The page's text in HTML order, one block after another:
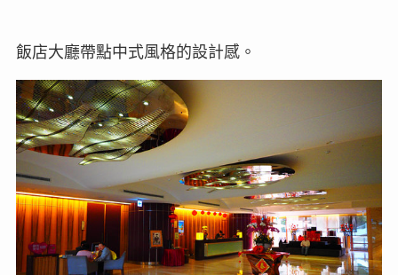
飯店大廳帶點中式風格的設計感。